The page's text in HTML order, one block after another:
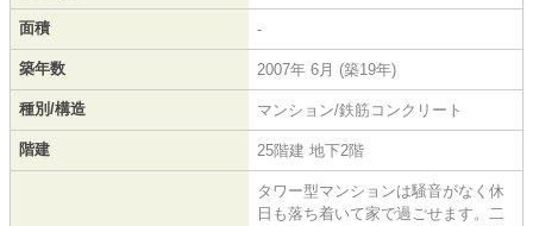
面積 -
築年数 2007年 6月 (築19年)
種別/構造 マンション/鉄筋コンクリート
階建 25階建 地下2階
タワー型マンションは騒音がなく休
日も落ち着いて家で過ごせます。二